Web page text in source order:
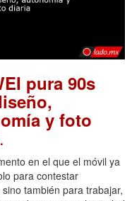
pura 90s
y foto
en el que el móvil ya
para contestar
también para trabajar,